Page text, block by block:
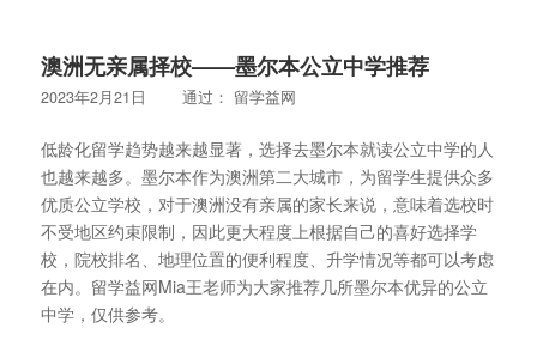
澳洲无亲属择校——墨尔本公立中学推荐
2023年2月21日 通过： 留学益网
低龄化留学趋势越来越显著，选择去墨尔本就读公立中学的人
也越来越多。墨尔本作为澳洲第二大城市，为留学生提供众多
优质公立学校，对于澳洲没有亲属的家长来说，意味着选校时
不受地区约束限制，因此更大程度上根据自己的喜好选择学
校，院校排名、地理位置的便利程度、升学情况等都可以考虑
在内。留学益网Mia王老师为大家推荐几所墨尔本优异的公立
中学，仅供参考。